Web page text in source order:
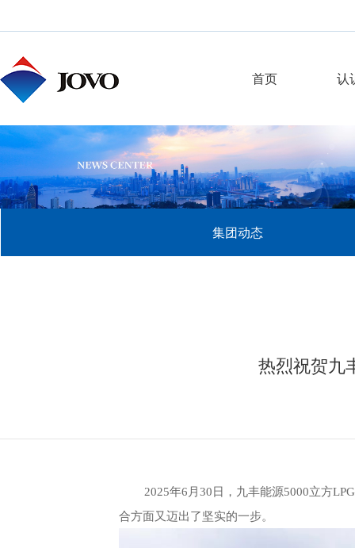
首页 认
集团动态
热烈祝贺九
2025年6 月 30 日，九丰能源5000立方LPG
合方面又迈出了坚实的一步。